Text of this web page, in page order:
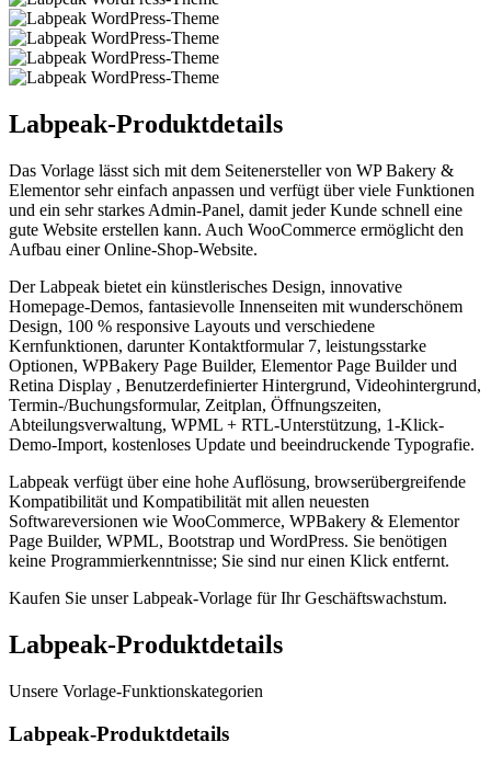
Labpeak-Produktdetails
Das Vorlage lässt sich mit dem Seitenersteller von WP Bakery &
Elementor sehr einfach anpassen und verfügt über viele Funktionen
und ein sehr starkes Admin-Panel, damit jeder Kunde schnell eine
gute Website erstellen kann. Auch WooCommerce ermöglicht den
Aufbau einer Online-Shop-Website.
Der Labpeak bietet ein künstlerisches Design, innovative
Homepage-Demos, fantasievolle Innenseiten mit wunderschönem
Design, 100 % responsive Layouts und verschiedene
Kernfunktionen, darunter Kontaktformular 7, leistungsstarke
Optionen, WPBakery Page Builder, Elementor Page Builder und
Retina Display , Benutzerdefinierter Hintergrund, Videohintergrund,
Termin-/Buchungsformular, Zeitplan, Öffnungszeiten,
Abteilungsverwaltung, WPML + RTL-Unterstützung, 1-Klick-
Demo-Import, kostenloses Update und beeindruckende Typografie.
Labpeak verfügt über eine hohe Auflösung, browserübergreifende
Kompatibilität und Kompatibilität mit allen neuesten
Softwareversionen wie WooCommerce, WPBakery & Elementor
Page Builder, WPML, Bootstrap und WordPress. Sie benötigen
keine Programmierkenntnisse; Sie sind nur einen Klick entfernt.
Kaufen Sie unser Labpeak-Vorlage für Ihr Geschäftswachstum.
Labpeak-Produktdetails
Unsere Vorlage-Funktionskategorien
Labpeak-Produktdetails